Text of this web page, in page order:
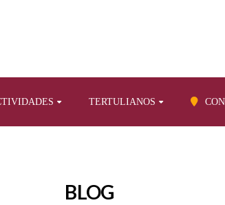
TERTULIANOS
BLOG